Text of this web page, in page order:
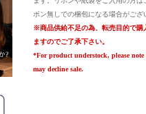
ボン無しでの梱包になる場合がござ
※商品供給不足の為、転売目的で購
ますのでご了承下さい。
*For product understock, please
may decline sale.